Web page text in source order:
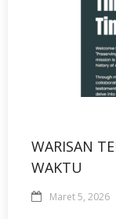
WARISAN
WAKTU
Maret 5, 2026